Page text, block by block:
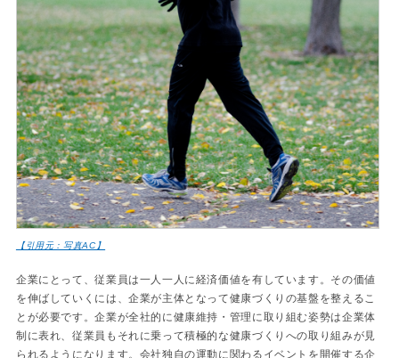
【引用元：写真AC】
企業にとって、従業員は一人一人に経済価値を有しています。その価値
を伸ばしていくには、企業が主体となって健康づくりの基盤を整えるこ
とが必要です。企業が全社的に健康維持・管理に取り組む姿勢は企業体
制に表れ、従業員もそれに乗って積極的な健康づくりへの取り組みが見
られるようになります。会社独自の運動に関わるイベントを開催する企